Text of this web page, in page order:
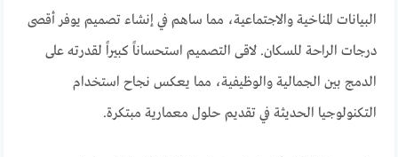
البيانات المناخية والاجتماعية، مما ساهم في إنشاء تصميم يوفر أقصى
درجات الراحة للسكان. لاقى التصميم استحساناً كبيراً لقدرته على
الدمج بين الجمالية والوظيفية، مما يعكس نجاح استخدام
التكنولوجيا الحديثة في تقديم حلول معمارية مبتكرة.